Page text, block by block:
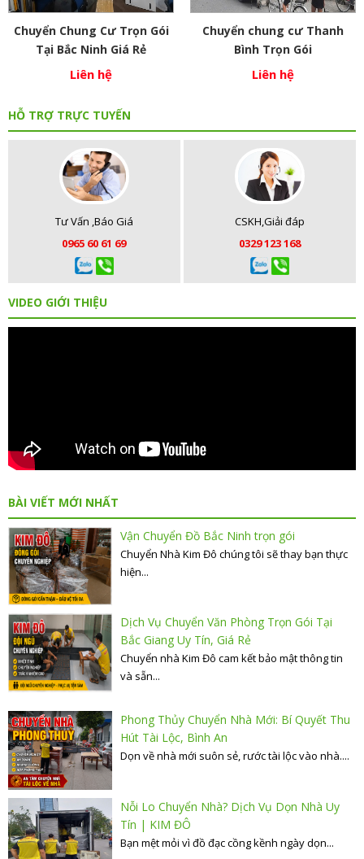
Chuyển Chung Cư Trọn Gói
Tại Bắc Ninh Giá Rẻ
Liên hệ
Chuyển chung cư Thanh
Bình Trọn Gói
Liên hệ
HỖ TRỢ TRỰC TUYẾN
Tư Vấn ,Báo Giá
0965 60 61 69
CSKH,Giải đáp
0329 123 168
VIDEO GIỚI THIỆU
BÀI VIẾT MỚI NHẤT
Vận Chuyển Đồ Bắc Ninh trọn gói
Chuyển Nhà Kim Đô chúng tôi sẽ thay bạn thực
hiện...
Dịch Vụ Chuyển Văn Phòng Trọn Gói Tại
Bắc Giang Uy Tín, Giá Rẻ
Chuyển nhà Kim Đô cam kết bảo mật thông tin
và sẵn...
Phong Thủy Chuyển Nhà Mới: Bí Quyết Thu
Hút Tài Lộc, Bình An
Dọn về nhà mới suôn sẻ, rước tài lộc vào nhà....
Nỗi Lo Chuyển Nhà? Dịch Vụ Dọn Nhà Uy
Tín | KIM ĐÔ
Bạn mệt mỏi vì đồ đạc cồng kềnh ngày dọn...